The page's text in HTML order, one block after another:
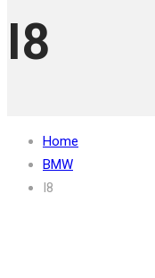
I8
Home
BMW
I8